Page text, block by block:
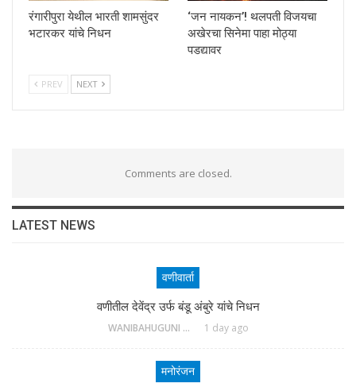
रंगारीपुरा येथील भारती शामसुंदर
भटारकर यांचे निधन
‘जन नायकन’! थलपती विजयचा
अखेरचा सिनेमा पाहा मोठ्या
पडद्यावर
PREV NEXT
Comments are closed.
LATEST NEWS
वणीवार्ता
वणीतील देवेंद्र उर्फ बंडू अंबुरे यांचे निधन
WANIBAHUGUNI DESK 1 day ago
मनोरंजन